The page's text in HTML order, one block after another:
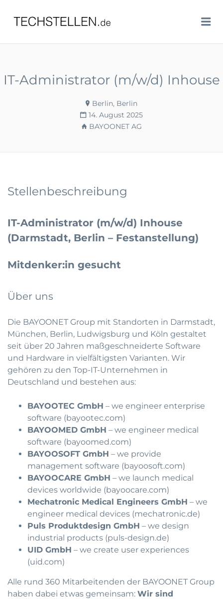
TECHSTELLEN.DE
IT-Administrator (m/w/d) Inhouse
Berlin, Berlin
14. August 2025
BAYOONET AG
Stellenbeschreibung
IT-Administrator (m/w/d) Inhouse
(Darmstadt, Berlin – Festanstellung)
Mitdenker:in gesucht
Über uns
Die BAYOONET Group mit Standorten in Darmstadt,
München, Berlin, Ludwigsburg und Köln gestaltet
seit über 20 Jahren maßgeschneiderte Software
und Hardware in vielfältigsten Varianten. Wir
gehören zu den Top-IT-Unternehmen in
Deutschland und bestehen aus:
BAYOOTEC GmbH – we engineer enterprise
software (bayootec.com)
BAYOOMED GmbH – we engineer medical
software (bayoomed.com)
BAYOOSOFT GmbH – we provide
management software (bayoosoft.com)
BAYOOCARE GmbH – we launch medical
devices worldwide (bayoocare.com)
Mechatronic Medical Engineers GmbH – we
engineer medical devices (mechatronic.de)
Puls Produktdesign GmbH – we design
industrial products (puls-design.de)
UID GmbH – we create user experiences
(uid.com)
Alle rund 360 Mitarbeitenden der BAYOONET Group
haben dabei etwas gemeinsam: Wir sind